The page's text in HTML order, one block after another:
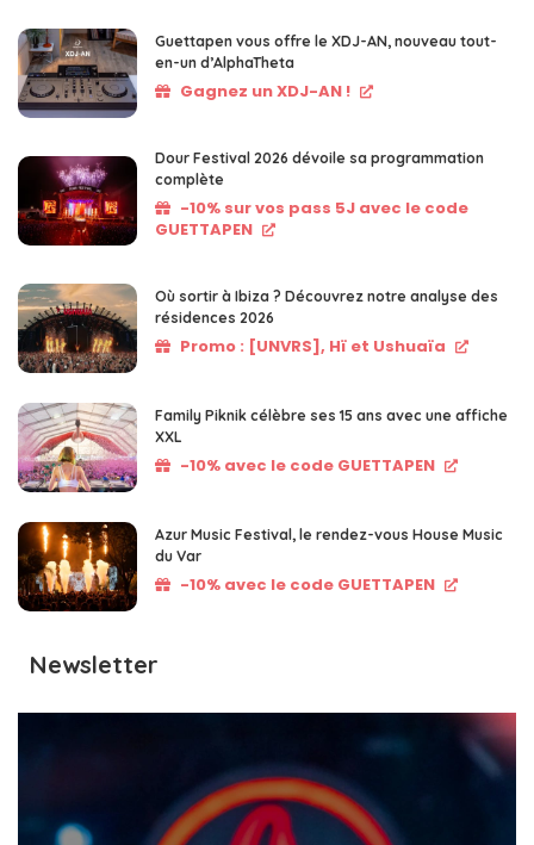
Guettapen vous offre le XDJ-AN, nouveau tout-
en-un d’AlphaTheta
Gagnez un XDJ-AN !
Dour Festival 2026 dévoile sa programmation
complète
-10% sur vos pass 5J avec le code
GUETTAPEN
Où sortir à Ibiza ? Découvrez notre analyse des
résidences 2026
Promo : [UNVRS], Hï et Ushuaïa
Family Piknik célèbre ses 15 ans avec une affiche
XXL
-10% avec le code GUETTAPEN
Azur Music Festival, le rendez-vous House Music
du Var
-10% avec le code GUETTAPEN
Newsletter